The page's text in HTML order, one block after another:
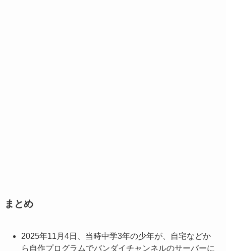
まとめ
2025年11月4日、当時中学3年の少年が、自宅などか
ら自作プログラムでバンダイチャンネルのサーバーに